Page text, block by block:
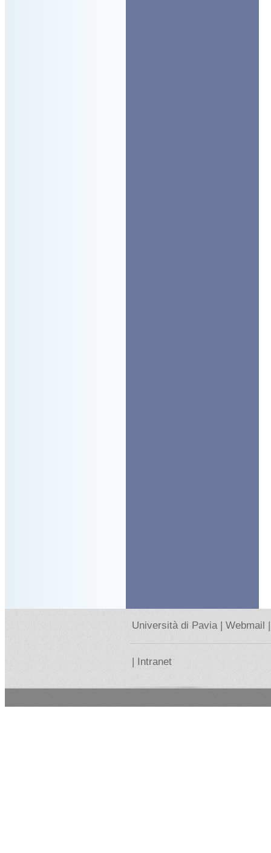
Università di Pavia | Webmail |
| Intranet